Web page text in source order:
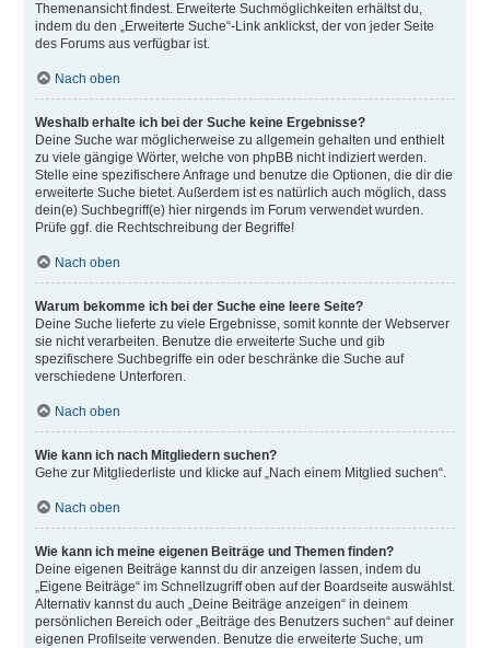
Themenansicht findest. Erweiterte Suchmöglichkeiten erhältst du,
indem du den „Erweiterte Suche“-Link anklickst, der von jeder Seite
des Forums aus verfügbar ist.
Nach oben
Weshalb erhalte ich bei der Suche keine Ergebnisse?
Deine Suche war möglicherweise zu allgemein gehalten und enthielt
zu viele gängige Wörter, welche von phpBB nicht indiziert werden.
Stelle eine spezifischere Anfrage und benutze die Optionen, die dir die
erweiterte Suche bietet. Außerdem ist es natürlich auch möglich, dass
dein(e) Suchbegriff(e) hier nirgends im Forum verwendet wurden.
Prüfe ggf. die Rechtschreibung der Begriffe!
Nach oben
Warum bekomme ich bei der Suche eine leere Seite?
Deine Suche lieferte zu viele Ergebnisse, somit konnte der Webserver
sie nicht verarbeiten. Benutze die erweiterte Suche und gib
spezifischere Suchbegriffe ein oder beschränke die Suche auf
verschiedene Unterforen.
Nach oben
Wie kann ich nach Mitgliedern suchen?
Gehe zur Mitgliederliste und klicke auf „Nach einem Mitglied suchen“.
Nach oben
Wie kann ich meine eigenen Beiträge und Themen finden?
Deine eigenen Beiträge kannst du dir anzeigen lassen, indem du
„Eigene Beiträge“ im Schnellzugriff oben auf der Boardseite auswählst.
Alternativ kannst du auch „Deine Beiträge anzeigen“ in deinem
persönlichen Bereich oder „Beiträge des Benutzers suchen“ auf deiner
eigenen Profilseite verwenden. Benutze die erweiterte Suche, um